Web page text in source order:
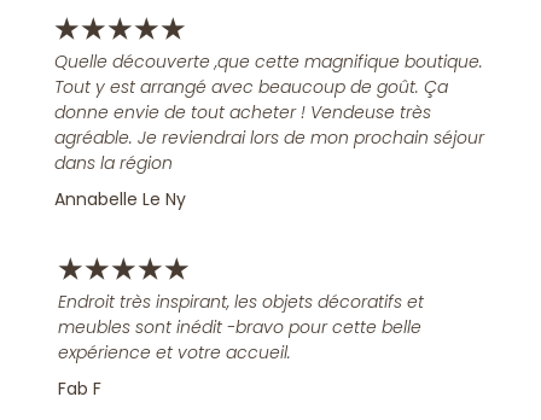
★★★★★
Quelle découverte ,que cette magnifique boutique.
Tout y est arrangé avec beaucoup de goût. Ça
donne envie de tout acheter ! Vendeuse très
agréable. Je reviendrai lors de mon prochain séjour
dans la région
Annabelle Le Ny
★★★★★
Endroit très inspirant, les objets décoratifs et
meubles sont inédit -bravo pour cette belle
expérience et votre accueil.
Fab F